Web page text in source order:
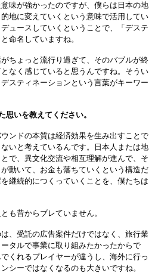
味が強かったのですが、僕らは日本の地
地に変えていくという意味で活用してい
ュースしていくということで、「デステ
命名していますね。
ちょっと流行り過ぎて、そのバブルが終
なく感じていると思うんですね。そうい
スティネーションという言葉がキーワー
思いを教えてください。
ンドの本質は経済効果を生み出すことで
いと考えているんです。日本人または地
で、異文化交流や相互理解が進んで、そ
動いて、お金も落ちていくという構造だ
継続的につくっていくことを、僕たちは
も昔からブレていません。
、受託の広告案件だけではなく、旅行業
タルで事業に取り組みたかったからで
くれるプレイヤーが違うし、海外に行っ
シーではなくなるのも大きいですね。